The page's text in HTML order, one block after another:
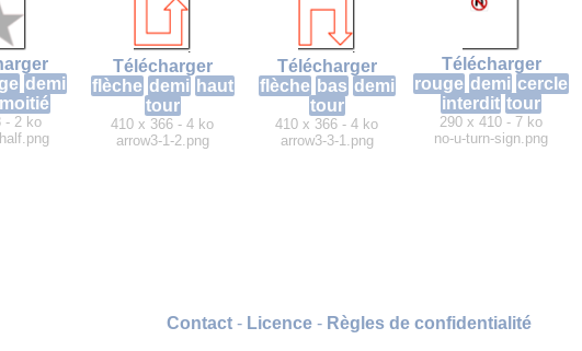
demi
moitié
- 2 ko
Télécharger
flèche demi haut
tour
410 x 366 - 4 ko
arrow3-1-2.png
Télécharger
flèche bas demi
tour
410 x 366 - 4 ko
arrow3-3-1.png
Télécharger
rouge demi cercle
interdit tour
290 x 410 - 7 ko
no-u-turn-sign.png
Contact- Licence- Règles de confidentialité